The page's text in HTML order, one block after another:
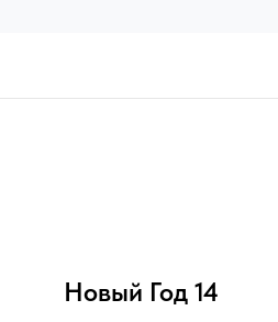
Новый Год 14